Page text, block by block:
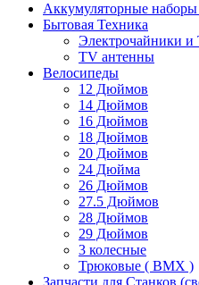
Аккумуляторные
Бытовая Техника
Электрочайники и
TV антенны
Велосипеды
12 Дюймов
14 Дюймов
16 Дюймов
18 Дюймов
20 Дюймов
24 Дюйма
26 Дюймов
27.5 Дюймов
28 Дюймов
29 Дюймов
3 колесные
Трюковые ( BMX )
Запчасти для Станков